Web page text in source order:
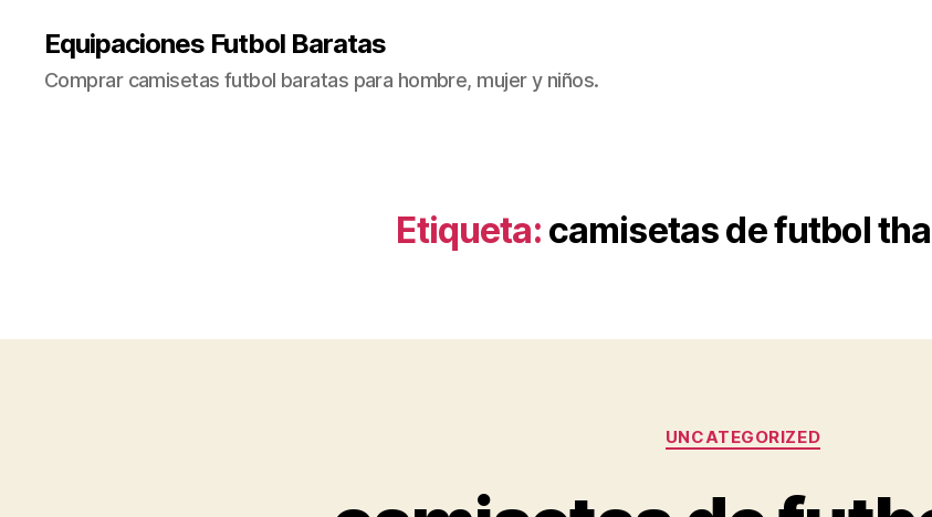
Equipaciones Futbol Baratas
Comprar camisetas futbol baratas para hombre, mujer y niños.
Etiqueta: camisetas de futbol
Categorías
UNCATEGORIZED